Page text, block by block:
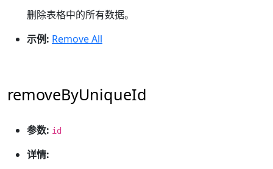
删除表格中的所有数据。
示例: Remove All
removeByUniqueId
参数: id
详情: